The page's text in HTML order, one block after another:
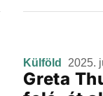
Külföld 2025.
Greta